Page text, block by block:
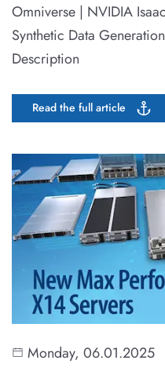
Omniverse | NVIDIA
Synthetic Data
Description
Read the full article
Monday, 06.01.2025